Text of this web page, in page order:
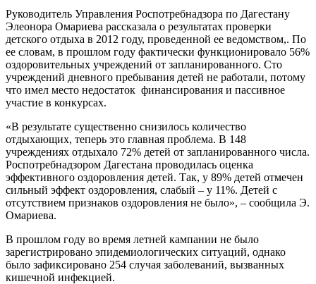
Руководитель Управления Роспотребнадзора по Дагестану
Элеонора Омариева рассказала о результатах проверки
детского отдыха в 2012 году, проведенной ее ведомством,. По
ее словам, в прошлом году фактически функционировало 56%
оздоровительных учреждений от запланированного. Сто
учреждений дневного пребывания детей не работали, потому
что имел место недостаток финансирования и пассивное
участие в конкурсах.
«В результате существенно снизилось количество
отдыхающих, теперь это главная проблема. В 148
учреждениях отдыхало 72% детей от запланированного числа.
Роспотребнадзором Дагестана проводилась оценка
эффективного оздоровления детей. Так, у 89% детей отмечен
сильный эффект оздоровления, слабый – у 11%. Детей с
отсутствием признаков оздоровления не было», – сообщила Э.
Омариева.
В прошлом году во время летней кампании не было
зарегистрировано эпидемиологических ситуаций, однако
было зафиксировано 254 случая заболеваний, вызванных
кишечной инфекцией.